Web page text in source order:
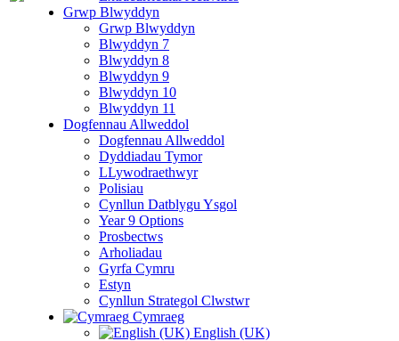
Grwp Blwyddyn
Grwp Blwyddyn
Blwyddyn 7
Blwyddyn 8
Blwyddyn 9
Blwyddyn 10
Blwyddyn 11
Dogfennau Allweddol
Dogfennau Allweddol
Dyddiadau Tymor
LLywodraethwyr
Polisiau
Cynllun Datblygu Ysgol
Year 9 Options
Prosbectws
Arholiadau
Gyrfa Cymru
Estyn
Cynllun Strategol Clwstwr
Cymraeg
English (UK)